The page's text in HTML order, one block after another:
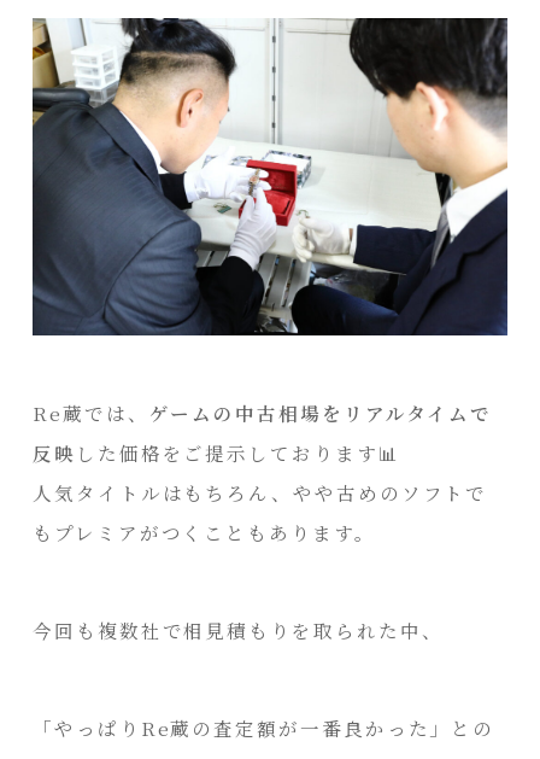
Re蔵では、 ゲームの中古相場をリアルタイムで
反映 した価格をご提示しております📊
人気タイトルはもちろん、やや古めのソフトで
もプレミアがつくこともあります。
今回も複数社で相見積もりを取られた中、
「やっぱりRe蔵の査定額が一番良かった」との